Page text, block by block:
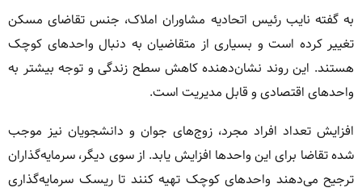
به گفته نایب رئیس اتحادیه مشاوران املاک، جنس تقاضای مسکن
تغییر کرده است و بسیاری از متقاضیان به دنبال واحدهای کوچک
هستند. این روند نشان‌دهنده کاهش سطح زندگی و توجه بیشتر به
واحدهای اقتصادی و قابل مدیریت است.
افزایش تعداد افراد مجرد، زوج‌های جوان و دانشجویان نیز موجب
شده تقاضا برای این واحدها افزایش یابد. از سوی دیگر، سرمایه‌گذاران
ترجیح می‌دهند واحدهای کوچک تهیه کنند تا ریسک سرمایه‌گذاری